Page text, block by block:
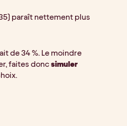
paraît nettement plus
de 34 %. Le moindre
faites donc simuler